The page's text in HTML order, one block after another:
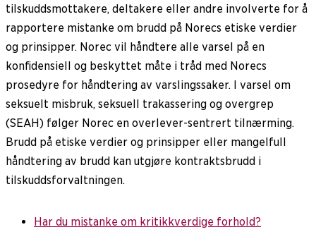
tilskuddsmottakere, deltakere eller andre involverte for å
rapportere mistanke om brudd på Norecs etiske verdier
og prinsipper. Norec vil håndtere alle varsel på en
konfidensiell og beskyttet måte i tråd med Norecs
prosedyre for håndtering av varslingssaker. I varsel om
seksuelt misbruk, seksuell trakassering og overgrep
(SEAH) følger Norec en overlever-sentrert tilnærming.
Brudd på etiske verdier og prinsipper eller mangelfull
håndtering av brudd kan utgjøre kontraktsbrudd i
tilskuddsforvaltningen.
Har du mistanke om kritikkverdige forhold?